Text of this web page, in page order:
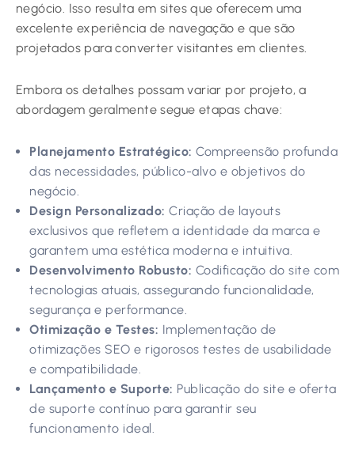
negócio. Isso resulta em sites que oferecem uma
excelente experiência de navegação e que são
projetados para converter visitantes em clientes.
Embora os detalhes possam variar por projeto, a
abordagem geralmente segue etapas chave:
Planejamento Estratégico: Compreensão profunda
das necessidades, público-alvo e objetivos do
negócio.
Design Personalizado: Criação de layouts
exclusivos que refletem a identidade da marca e
garantem uma estética moderna e intuitiva.
Desenvolvimento Robusto: Codificação do site com
tecnologias atuais, assegurando funcionalidade,
segurança e performance.
Otimização e Testes: Implementação de
otimizações SEO e rigorosos testes de usabilidade
e compatibilidade.
Lançamento e Suporte: Publicação do site e oferta
de suporte contínuo para garantir seu
funcionamento ideal.